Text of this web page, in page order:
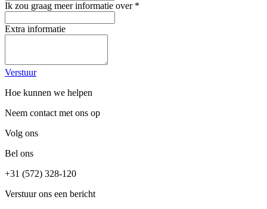
Ik zou graag meer informatie over *
Extra informatie
Verstuur
Hoe kunnen we helpen
Neem contact met ons op
Volg ons
Bel ons
+31 (572) 328-120
Verstuur ons een bericht